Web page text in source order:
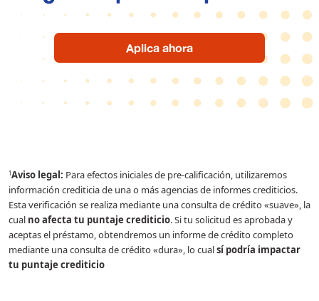
Aplica ahora
1 Aviso legal: Para efectos iniciales de pre-calificación, utilizaremos
información crediticia de una o más agencias de informes crediticios.
Esta verificación se realiza mediante una consulta de crédito «suave», la
cual no afecta tu puntaje crediticio. Si tu solicitud es aprobada y
aceptas el préstamo, obtendremos un informe de crédito completo
mediante una consulta de crédito «dura», lo cualsí podría impactar
tu puntaje crediticio